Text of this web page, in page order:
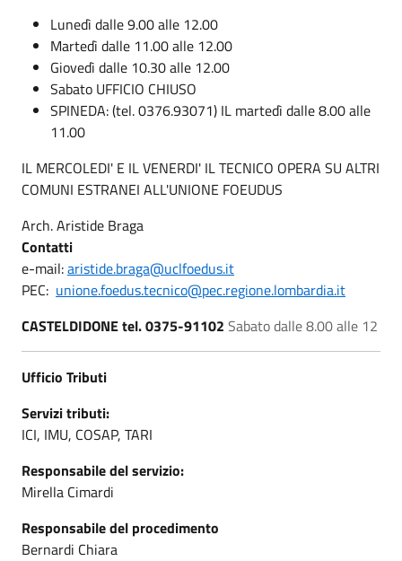
Lunedì dalle 9.00 alle 12.00
Martedì dalle 11.00 alle 12.00
Giovedì dalle 10.30 alle 12.00
Sabato UFFICIO CHIUSO
SPINEDA: (tel. 0376.93071) IL martedì dalle 8.00 alle
11.00
IL MERCOLEDI' E IL VENERDI' IL TECNICO OPERA SU ALTRI
COMUNI ESTRANEI ALL'UNIONE FOEUDUS
Arch. Aristide Braga
Contatti
e-mail:aristide.braga@uclfoedus.it
PEC: unione.foedus.tecnico@pec.regione.lombardia.it
CASTELDIDONE tel. 0375-91102 Sabato dalle 8.00 alle 12
Ufficio Tributi
Servizi tributi:
ICI, IMU, COSAP, TARI
Responsabile del servizio:
Mirella Cimardi
Responsabile del procedimento
Bernardi Chiara